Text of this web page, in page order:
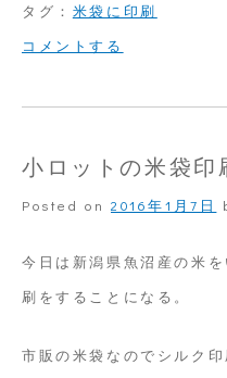
タグ： 米袋に印刷
コメントする
米
季
節
小ロットの米袋印
Posted on 2016年1月7日
今日は新潟県魚沼産の米
刷をすることになる。
市販の米袋なのでシルク